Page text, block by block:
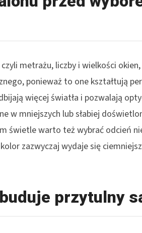
metrażu, liczby i wielkości
ponieważ to one kształtują
więcej światła i pozwalają
w mniejszych lub słabiej
świetle warto też wybrać odcień
zazwyczaj wydaje się
przytulny